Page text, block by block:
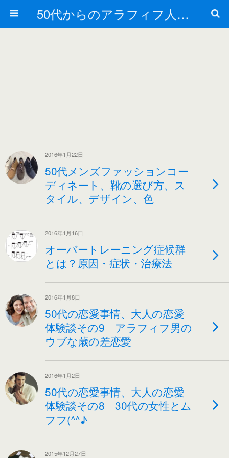
50代からのアラフィフ人生の楽しみ方
2016年1月22日
50代メンズファッションコー
ディネート、靴の選び方、ス
タイル、デザイン、色
2016年1月16日
オーバートレーニング症候群
とは？原因・症状・治療法
2016年1月8日
50代の恋愛事情、大人の恋愛
体験談その9 アラフィフ男の
ウブな歳の差恋愛
2016年1月2日
50代の恋愛事情、大人の恋愛
体験談その8 30代の女性とム
フフ(^^♪
2015年12月27日